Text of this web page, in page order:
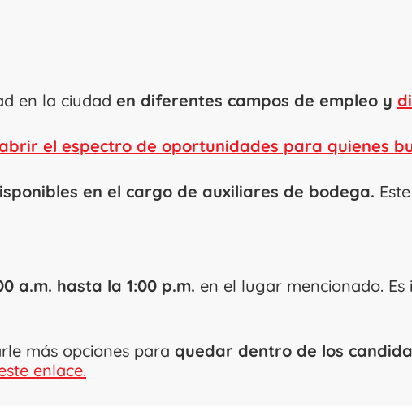
en la ciudad en diferentes campos de empleo y
el espectro de oportunidades para quienes
en el cargo de auxiliares de bodega.
a.m. hasta la 1:00 p.m. en el lugar mencionado.
más opciones para quedar dentro de los
enlace.